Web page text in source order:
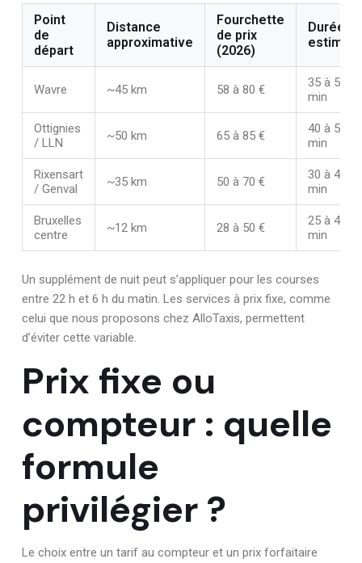
Point
de
départ
Distance
approximative
Fourchette
de prix
(2026)
Durée
estimée
Wavre ~45 km 58 à 80 €
35 à 50
min
Ottignies
/ LLN
~50 km 65 à 85 €
40 à 55
min
Rixensart
/ Genval
~35 km 50 à 70 €
30 à 45
min
Bruxelles
centre
~12 km 28 à 50 €
25 à 40
min
Un supplément de nuit peut s’appliquer pour les courses
entre 22 h et 6 h du matin. Les services à prix fixe, comme
celui que nous proposons chez AlloTaxis, permettent
d’éviter cette variable.
Prix fixe ou
compteur : quelle
formule
privilégier ?
Le choix entre un tarif au compteur et un prix forfaitaire